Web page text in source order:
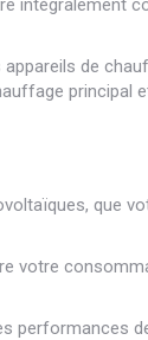
intégralement
de
principal
que
votre
performances